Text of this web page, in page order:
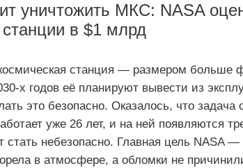
уничтожить МКС: NASA
в $1 млрд
станция — размером больше
х годов её планируют вывести из
это безопасно. Оказалось, что
уже 26 лет, и на ней появляются
стать небезопасно. Главная цель NASA
в атмосфере, а обломки не